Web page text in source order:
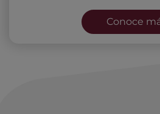
Conoce